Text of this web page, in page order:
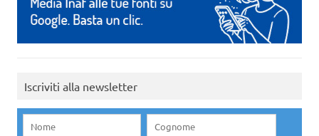
Iscriviti alla newsletter